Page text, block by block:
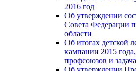
2016 год
Об утверждении
Совета Федерации
области
Об итогах детской
кампании 2015
профсоюзов и